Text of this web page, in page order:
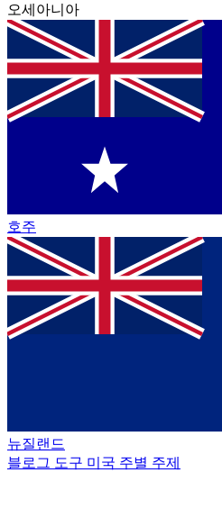
오세아니아
호주
뉴질랜드
블로그 도구 미국 주별 주제